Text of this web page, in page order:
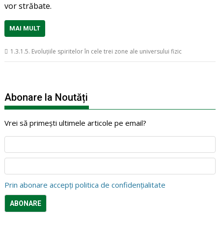
vor străbate.
MAI MULT
1.3.1.5. Evoluțiile spiritelor în cele trei zone ale universului fizic
Abonare la Noutăți
Vrei să primești ultimele articole pe email?
Prin abonare accepți politica de confidențialitate